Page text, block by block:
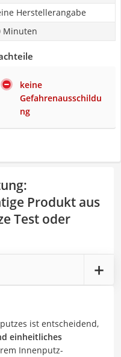
Herstellerangabe
Minuten
keine
Gefahrenausschildu
ng
:
Produkt aus
Test oder
ist entscheidend,
einheitliches
Innenputz-